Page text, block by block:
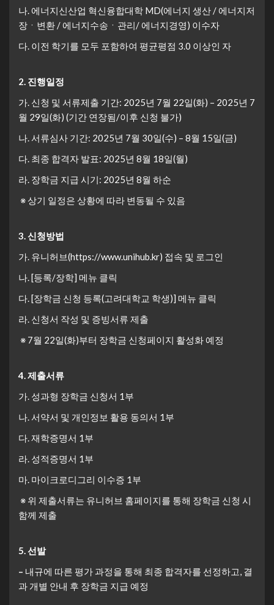
나. 에너지신산업 혁신융합대학 MD(에너지 생산 / 에너지저
장ㆍ변환 / 에너지수송ㆍ관리/ 에너지경영) 이수자
다. 이전 학기를 모두 포함하여 평균평점 3.0 이상인 자
2. 진행일정
​가. 신청 및 서류제출 기간: 2025년 7월 22일(화) – 2025년 7
월 29일(화) (기간 연장됨/이후 신청 불가)
나. 서류심사 기간: 2025년 7월 30일(수) – 8월 15일(금)
다. 최종 합격자 발표: 2025년 8월 18일(월)
라. 장학금 지급 시기: 2025년 8월 하순
※ 상기 일정은 상황에 따라 변동될 수 있음
3.신청방법
가. 유니허브(https://www.unihub.kr) 접속 및 로그인
나. [등록/장학] 메뉴 클릭
다. [장학금 신청 등록(고려대학교 학생)] 메뉴 클릭
라. 신청서 작성 및 증빙서류 제출
※ 7월 22일(화)부터 장학금 신청페이지 활성화 예정
4.제출서류
가. 성과형 장학금 신청서 1부
나. 서약서 및 개인정보 활용 동의서 1부
다. 재학증명서 1부
라. 성적증명서 1부
마. 마이크로디그리 이수증 1부
※ 위 제출서류는 유니허브 홈페이지를 통해 장학금 신청 시
함께 제출
5.선발
– 내규에 따른 평가 과정을 통해 최종 합격자를 선정하고, 결
과 개별 안내 후 장학금 지급 예정